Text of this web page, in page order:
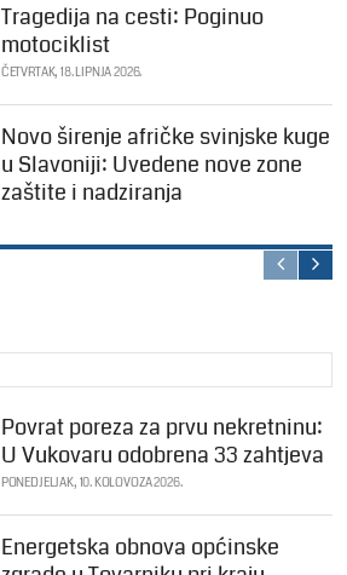
Tragedija na cesti: Poginuo
motociklist
ČETVRTAK, 18. LIPNJA 2026.
Novo širenje afričke svinjske kuge
u Slavoniji: Uvedene nove zone
zaštite i nadziranja
Povrat poreza za prvu nekretninu:
U Vukovaru odobrena 33 zahtjeva
PONEDJELJAK, 10. KOLOVOZA 2026.
Energetska obnova općinske